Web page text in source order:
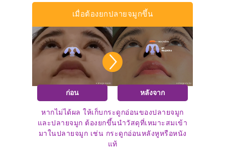
เมื่อต้องยกปลายจมูกขึ้น
ก่อน หลังจาก
หากไม่ได้ผล ให้เก็บกระดูกอ่อนของปลายจมูก
และปลายจมูก ต้องยกขึ้นนำวัสดุที่เหมาะสมเข้า
มาในปลายจมูก เช่น กระดูกอ่อนหลังหูหรือหนัง
แท้